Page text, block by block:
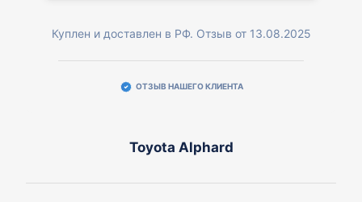
Куплен и доставлен в РФ. Отзыв от 13.08.2025
ОТЗЫВ НАШЕГО КЛИЕНТА
Toyota Alphard